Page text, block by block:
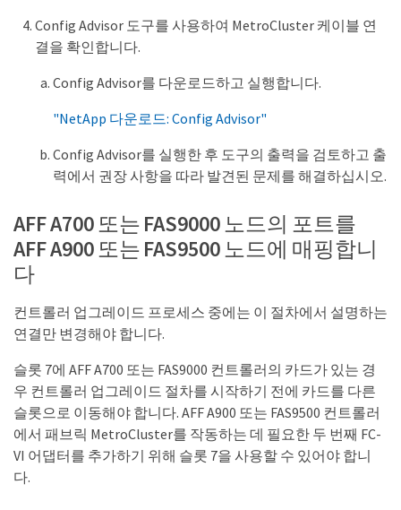
Config Advisor 도구를 사용하여 MetroCluster 케이블 연
결을 확인합니다.
Config Advisor를 다운로드하고 실행합니다.
"NetApp 다운로드: Config Advisor"
Config Advisor를 실행한 후 도구의 출력을 검토하고 출
력에서 권장 사항을 따라 발견된 문제를 해결하십시오.
AFF A700 또는 FAS9000 노드의 포트를
AFF A900 또는 FAS9500 노드에 매핑합니
다
컨트롤러 업그레이드 프로세스 중에는 이 절차에서 설명하는
연결만 변경해야 합니다.
슬롯 7에 AFF A700 또는 FAS9000 컨트롤러의 카드가 있는 경
우 컨트롤러 업그레이드 절차를 시작하기 전에 카드를 다른
슬롯으로 이동해야 합니다. AFF A900 또는 FAS9500 컨트롤러
에서 패브릭 MetroCluster를 작동하는 데 필요한 두 번째 FC-
VI 어댑터를 추가하기 위해 슬롯 7을 사용할 수 있어야 합니
다.